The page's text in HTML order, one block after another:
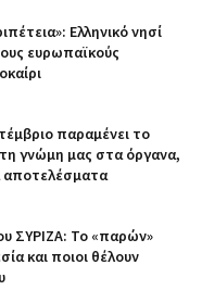
Ελληνικό νησί
ευρωπαϊκούς
παραμένει το
γνώμη μας στα όργανα,
αποτελέσματα
ΣΥΡΙΖΑ: Το «παρών»
και ποιοι θέλουν